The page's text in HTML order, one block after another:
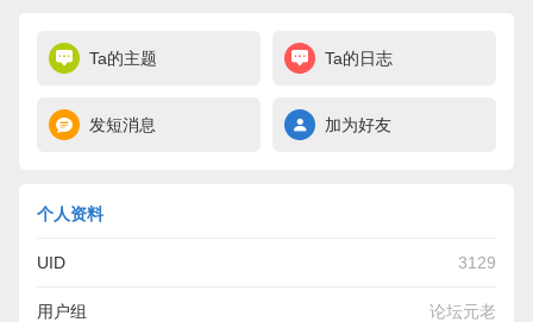
Ta的主题 Ta的日志
发短消息 加为好友
个人资料
UID 3129
用户组 论坛元老